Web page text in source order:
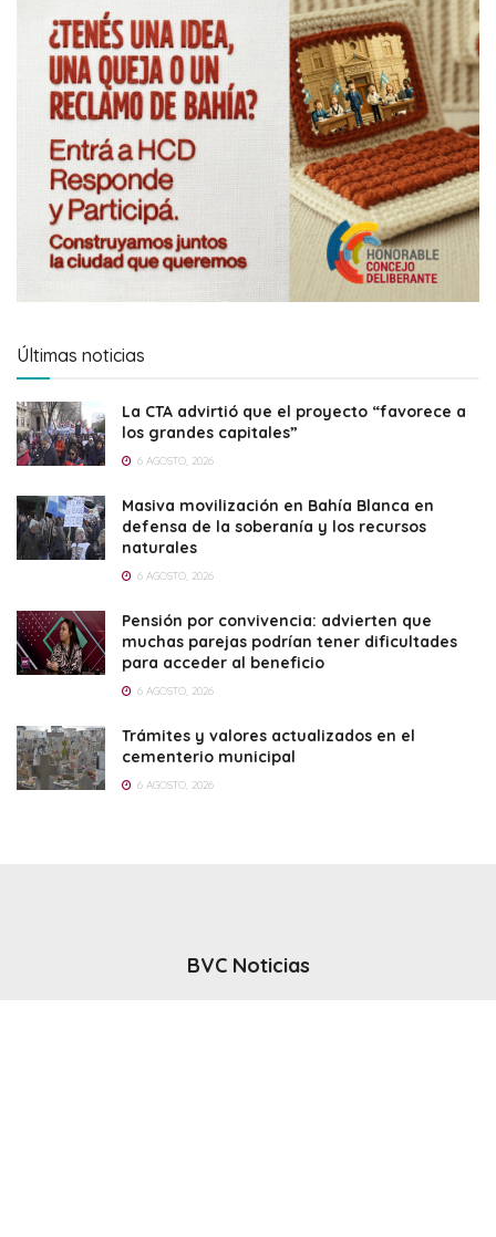
Últimas noticias
La CTA advirtió que el proyecto “favorece a
los grandes capitales”
6 AGOSTO, 2026
Masiva movilización en Bahía Blanca en
defensa de la soberanía y los recursos
naturales
6 AGOSTO, 2026
Pensión por convivencia: advierten que
muchas parejas podrían tener dificultades
para acceder al beneficio
6 AGOSTO, 2026
Trámites y valores actualizados en el
cementerio municipal
6 AGOSTO, 2026
BVC Noticias